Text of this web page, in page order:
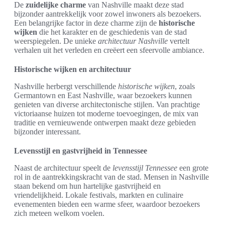
De zuidelijke charme van Nashville maakt deze stad
bijzonder aantrekkelijk voor zowel inwoners als bezoekers.
Een belangrijke factor in deze charme zijn de historische
wijken die het karakter en de geschiedenis van de stad
weerspiegelen. De unieke architectuur Nashville vertelt
verhalen uit het verleden en creëert een sfeervolle ambiance.
Historische wijken en architectuur
Nashville herbergt verschillende historische wijken, zoals
Germantown en East Nashville, waar bezoekers kunnen
genieten van diverse architectonische stijlen. Van prachtige
victoriaanse huizen tot moderne toevoegingen, de mix van
traditie en vernieuwende ontwerpen maakt deze gebieden
bijzonder interessant.
Levensstijl en gastvrijheid in Tennessee
Naast de architectuur speelt de levensstijl Tennessee een grote
rol in de aantrekkingskracht van de stad. Mensen in Nashville
staan bekend om hun hartelijke gastvrijheid en
vriendelijkheid. Lokale festivals, markten en culinaire
evenementen bieden een warme sfeer, waardoor bezoekers
zich meteen welkom voelen.